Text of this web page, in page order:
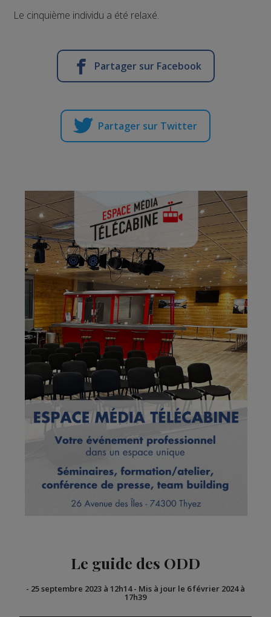
Le cinquième individu a été relaxé.
Partager sur Facebook
Partager sur Twitter
Le guide des ODD
- 25 septembre 2023 à 12h14- Mis à jour le 6 février 2024 à
17h39